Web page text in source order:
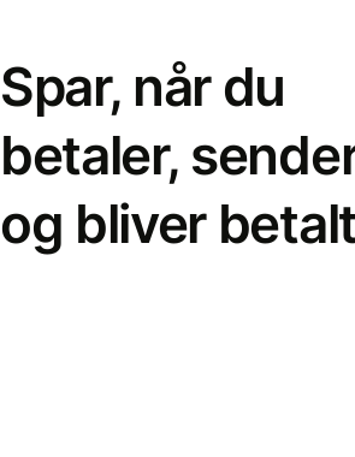
Spar, når du
betaler,
og bliver